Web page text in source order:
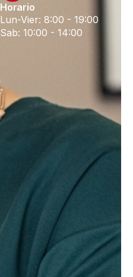
Horario
Lun-Vier: 8:00 - 19:00
Sab: 10:00 - 14:00